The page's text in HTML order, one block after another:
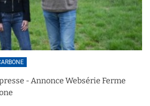
- Annonce Websérie Ferme